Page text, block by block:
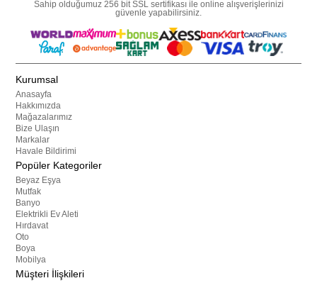
Sahip olduğumuz 256 bit SSL sertifikası ile online alışverişlerinizi
güvenle yapabilirsiniz.
Kurumsal
Anasayfa
Hakkımızda
Mağazalarımız
Bize Ulaşın
Markalar
Havale Bildirimi
Popüler Kategoriler
Beyaz Eşya
Mutfak
Banyo
Elektrikli Ev Aleti
Hırdavat
Oto
Boya
Mobilya
Müşteri İlişkileri